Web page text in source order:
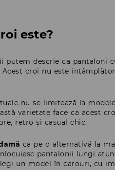
este?
putem descrie ca pantaloni
croi nu este
nu se limitează la
varietate face ca acest
retro și casual chic.
ca pe o alternativă la
pantalonii lungi
un model în carouri, cu